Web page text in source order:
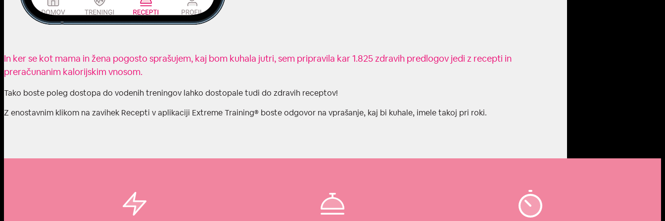
In ker se kot mama in žena pogosto sprašujem, kaj bom kuhala jutri, sem pripravila kar 1.825 zdravih predlogov jedi z recepti in
preračunanim kalorijskim vnosom.
Tako boste poleg dostopa do vodenih treningov lahko dostopale tudi do zdravih receptov!
Z enostavnim klikom na zavihek Recepti v aplikaciji Extreme Training®️ boste odgovor na vprašanje, kaj bi kuhale, imele takoj pri roki.